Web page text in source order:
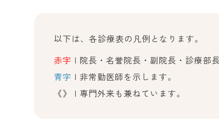
以下は、各診療表の凡例となります。
赤字 | 院長・名誉院長・副院長・診療部
青字 | 非常勤医師を示します。
《》 | 専門外来も兼ねています。